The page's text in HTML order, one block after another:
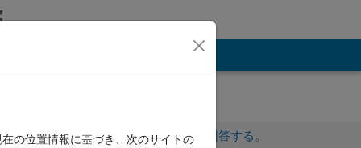
サインインしてこの質問に回答する。
の位置情報に基づき、次のサイトの